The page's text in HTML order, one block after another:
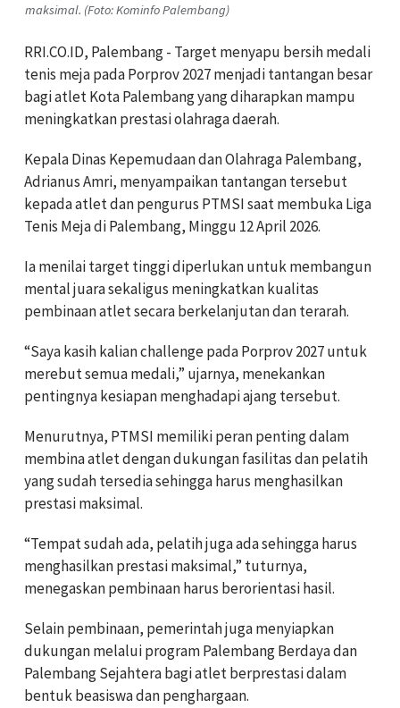
maksimal. (Foto: Kominfo Palembang)
RRI.CO.ID, Palembang - Target menyapu bersih medali
tenis meja pada Porprov 2027 menjadi tantangan besar
bagi atlet Kota Palembang yang diharapkan mampu
meningkatkan prestasi olahraga daerah.
Kepala Dinas Kepemudaan dan Olahraga Palembang,
Adrianus Amri, menyampaikan tantangan tersebut
kepada atlet dan pengurus PTMSI saat membuka Liga
Tenis Meja di Palembang, Minggu 12 April 2026.
Ia menilai target tinggi diperlukan untuk membangun
mental juara sekaligus meningkatkan kualitas
pembinaan atlet secara berkelanjutan dan terarah.
“Saya kasih kalian challenge pada Porprov 2027 untuk
merebut semua medali,” ujarnya, menekankan
pentingnya kesiapan menghadapi ajang tersebut.
Menurutnya, PTMSI memiliki peran penting dalam
membina atlet dengan dukungan fasilitas dan pelatih
yang sudah tersedia sehingga harus menghasilkan
prestasi maksimal.
“Tempat sudah ada, pelatih juga ada sehingga harus
menghasilkan prestasi maksimal,” tuturnya,
menegaskan pembinaan harus berorientasi hasil.
Selain pembinaan, pemerintah juga menyiapkan
dukungan melalui program Palembang Berdaya dan
Palembang Sejahtera bagi atlet berprestasi dalam
bentuk beasiswa dan penghargaan.